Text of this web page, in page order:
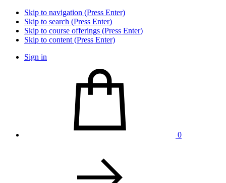
Skip to navigation (Press Enter)
Skip to search (Press Enter)
Skip to course offerings (Press Enter)
Skip to content (Press Enter)
Sign in
0